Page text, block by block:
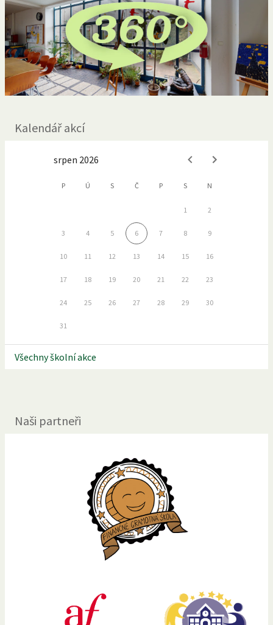
Kalendář akcí
srpen 2026
P Ú S Č P S N
1 2
3 4 5 6 7 8 9
10 11 12 13 14 15 16
17 18 19 20 21 22 23
24 25 26 27 28 29 30
31
Všechny školní akce
Naši partneři